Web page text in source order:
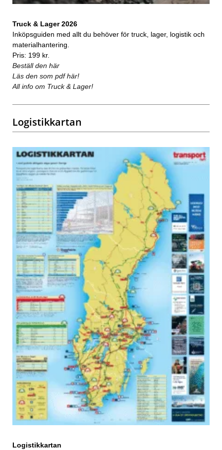
Truck & Lager 2026
Inköpsguiden med allt du behöver för truck, lager, logistik och
materialhantering.
Pris: 199 kr.
Beställ den här
Läs den som pdf här!
All info om Truck & Lager!
Logistikkartan
Logistikkartan